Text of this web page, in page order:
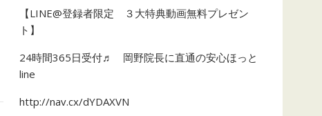
【LINE@登録者限定 ３大特典動画無料プレゼン
ト】
24時間365日受付♬ 岡野院長に直通の安心ほっと
line
http://nav.cx/dYDAXVN